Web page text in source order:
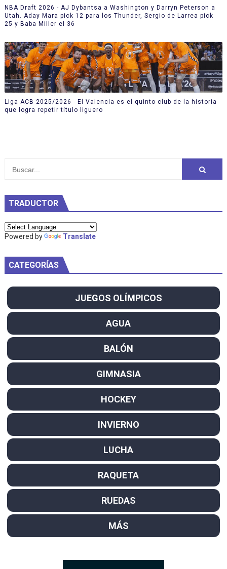
NBA Draft 2026 - AJ Dybantsa a Washington y Darryn Peterson a
Utah. Aday Mara pick 12 para los Thunder, Sergio de Larrea pick
25 y Baba Miller el 36
Liga ACB 2025/2026 - El Valencia es el quinto club de la historia
que logra repetir título liguero
TRADUCTOR
Powered by Translate
CATEGORÍAS
JUEGOS OLÍMPICOS
AGUA
BALÓN
GIMNASIA
HOCKEY
INVIERNO
LUCHA
RAQUETA
RUEDAS
MÁS